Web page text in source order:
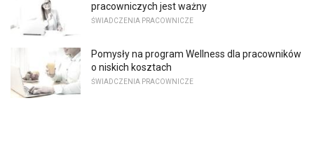
pracowniczych jest ważny
ŚWIADCZENIA PRACOWNICZE
Pomysły na program Wellness dla pracowników
o niskich kosztach
ŚWIADCZENIA PRACOWNICZE